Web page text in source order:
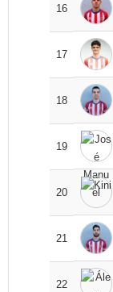
16
17
18
19
20
21
22